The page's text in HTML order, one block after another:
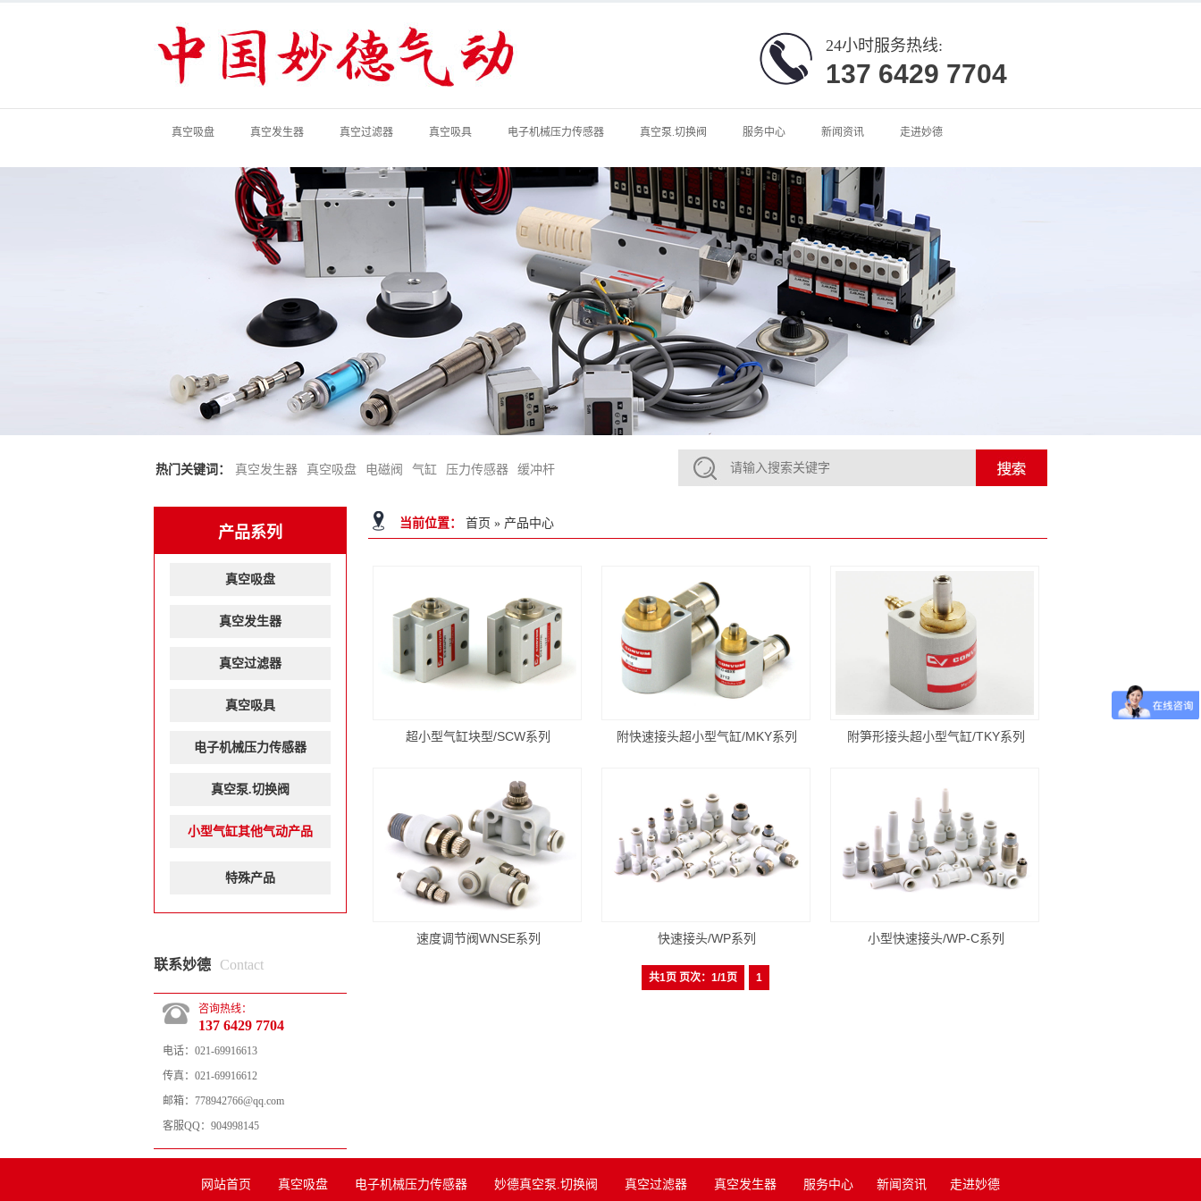
24小时服务热线:
137 6429 7704
真空吸盘 真空发生器 真空过滤器 真空吸具 电子机械压力传感器 真空泵.切换阀 服务中心 新闻资讯 走进妙德
热门关键词： 真空发生器 真空吸盘 电磁阀 气缸 压力传感器 缓冲杆
当前位置： 首页 » 产品中心
超小型气缸块型/SCW系列 附快速接头超小型气缸/MKY系列 附笋形接头超小型气缸/TKY系列
速度调节阀WNSE系列 快速接头/WP系列 小型快速接头/WP-C系列
共1页 页次：1/1页 1
产品系列
真空吸盘
真空发生器
真空过滤器
真空吸具
电子机械压力传感器
真空泵.切换阀
小型气缸其他气动产品
特殊产品
联系妙德 Contact
咨询热线：
137 6429 7704
电话： 021-69916613
传真： 021-69916612
邮箱： 778942766@qq.com
客服QQ： 904998145
网站首页 真空吸盘 电子机械压力传感器 妙德真空泵.切换阀 真空过滤器 真空发生器 服务中心 新闻资讯 走进妙德